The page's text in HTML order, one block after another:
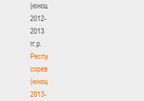
(юноши)
2012-
2013
гг.р.
Республиканские
соревнования
(юноши)
2013-